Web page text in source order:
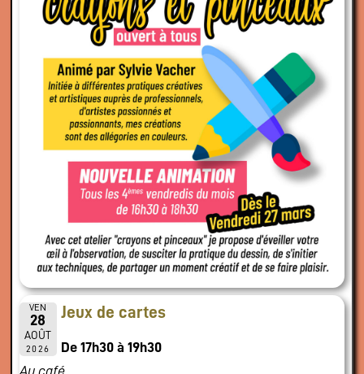
VEN
28
AOÛT
2026
Jeux de cartes
De 17h30 à 19h30
Au café